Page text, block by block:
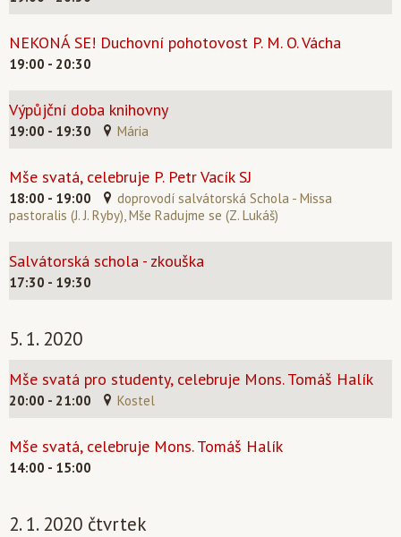
NEKONÁ SE! Duchovní pohotovost P. M. O. Vácha
19:00 - 20:30
Výpůjční doba knihovny
19:00 - 19:30 Mária
Mše svatá, celebruje P. Petr Vacík SJ
18:00 - 19:00
doprovodí salvátorská Schola - Missa
pastoralis (J. J. Ryby), Mše Radujme se (Z. Lukáš)
Salvátorská schola - zkouška
17:30 - 19:30
5. 1. 2020
Mše svatá pro studenty, celebruje Mons. Tomáš Halík
20:00 - 21:00 Kostel
Mše svatá, celebruje Mons. Tomáš Halík
14:00 - 15:00
2. 1. 2020 čtvrtek